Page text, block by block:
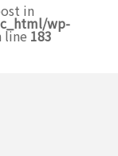
in
wp-
line 183